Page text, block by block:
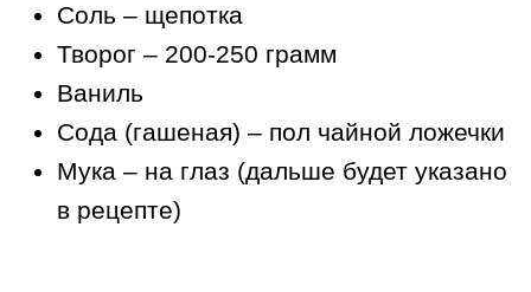
Соль – щепотка
Творог – 200-250 грамм
Ваниль
Сода (гашеная) – пол чайной ложечки
Мука – на глаз (дальше будет указано
в рецепте)